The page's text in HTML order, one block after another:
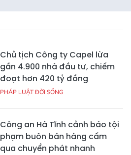
Chủ tịch Công ty Capel lừa
gần 4.900 nhà đầu tư, chiếm
đoạt hơn 420 tỷ đồng
PHÁP LUẬT ĐỜI SỐNG
Công an Hà Tĩnh cảnh báo tội
phạm buôn bán hàng cấm
qua chuyển phát nhanh